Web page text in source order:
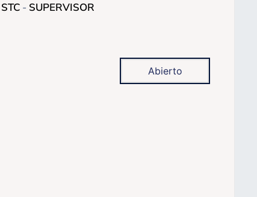
STC - SUPERVISOR
Abierto